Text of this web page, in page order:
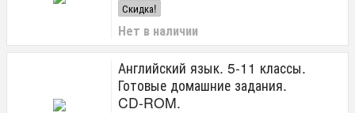
Скидка!
Нет в наличии
Английский язык. 5-11 классы.
Готовые домашние задания.
CD-ROM.